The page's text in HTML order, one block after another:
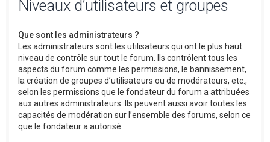
Niveaux d’utilisateurs et groupes
Que sont les administrateurs ?
Les administrateurs sont les utilisateurs qui ont le plus haut
niveau de contrôle sur tout le forum. Ils contrôlent tous les
aspects du forum comme les permissions, le bannissement,
la création de groupes d’utilisateurs ou de modérateurs, etc.,
selon les permissions que le fondateur du forum a attribuées
aux autres administrateurs. Ils peuvent aussi avoir toutes les
capacités de modération sur l’ensemble des forums, selon ce
que le fondateur a autorisé.